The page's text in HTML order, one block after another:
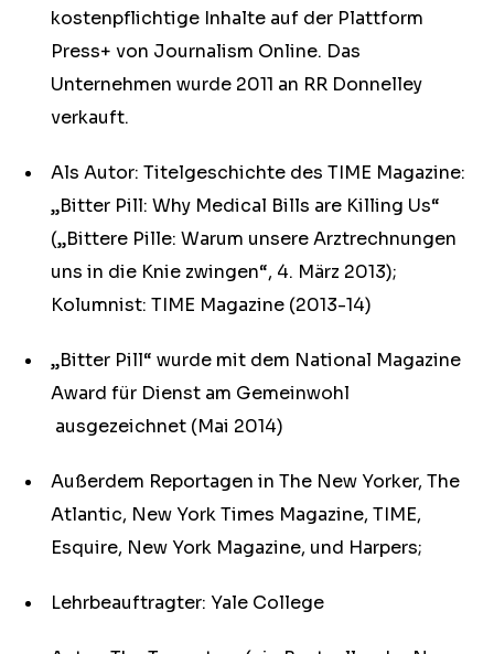
kostenpflichtige Inhalte auf der Plattform
Press+ von Journalism Online. Das
Unternehmen wurde 2011 an RR Donnelley
verkauft.
Als Autor: Titelgeschichte des TIME Magazine:
„Bitter Pill: Why Medical Bills are Killing Us“
(„Bittere Pille: Warum unsere Arztrechnungen
uns in die Knie zwingen“, 4. März 2013);
Kolumnist: TIME Magazine (2013-14)
„Bitter Pill“ wurde mit dem National Magazine
Award für Dienst am Gemeinwohl
ausgezeichnet (Mai 2014)
Außerdem Reportagen in The New Yorker, The
Atlantic, New York Times Magazine, TIME,
Esquire, New York Magazine, und Harpers;
Lehrbeauftragter: Yale College